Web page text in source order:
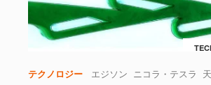
テクノロジー エジソン ニコラ・テスラ